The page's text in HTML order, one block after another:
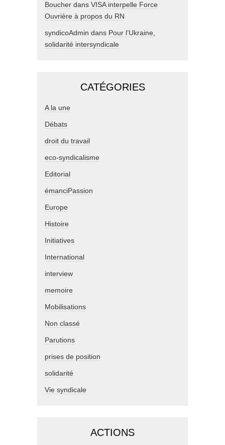
Boucher dans VISA interpelle Force
Ouvrière à propos du RN
syndicoAdmin dans Pour l’Ukraine,
solidarité intersyndicale
CATÉGORIES
A la une
Débats
droit du travail
eco-syndicalisme
Editorial
émanciPassion
Europe
Histoire
Initiatives
International
interview
memoire
Mobilisations
Non classé
Parutions
prises de position
solidarité
Vie syndicale
ACTIONS